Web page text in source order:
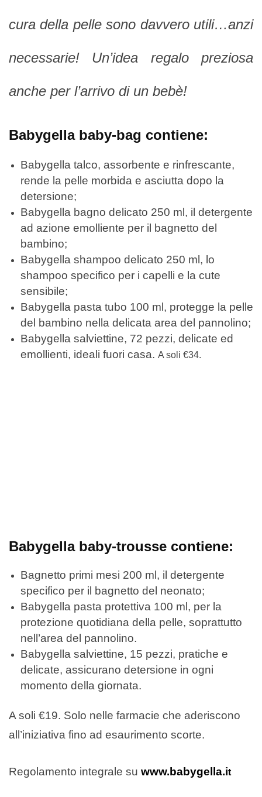
cura della pelle sono davvero utili…anzi
necessarie! Un’idea regalo preziosa
anche per l’arrivo di un bebè!
Babygella baby-bag contiene:
Babygella talco, assorbente e rinfrescante,
rende la pelle morbida e asciutta dopo la
detersione;
Babygella bagno delicato 250 ml, il detergente
ad azione emolliente per il bagnetto del
bambino;
Babygella shampoo delicato 250 ml, lo
shampoo specifico per i capelli e la cute
sensibile;
Babygella pasta tubo 100 ml, protegge la pelle
del bambino nella delicata area del pannolino;
Babygella salviettine, 72 pezzi, delicate ed
emollienti, ideali fuori casa. A soli €34.
Babygella baby-trousse contiene:
Bagnetto primi mesi 200 ml, il detergente
specifico per il bagnetto del neonato;
Babygella pasta protettiva 100 ml, per la
protezione quotidiana della pelle, soprattutto
nell’area del pannolino.
Babygella salviettine, 15 pezzi, pratiche e
delicate, assicurano detersione in ogni
momento della giornata.
A soli €19. Solo nelle farmacie che aderiscono
all’iniziativa fino ad esaurimento scorte.
Regolamento integrale su www.babygella.it